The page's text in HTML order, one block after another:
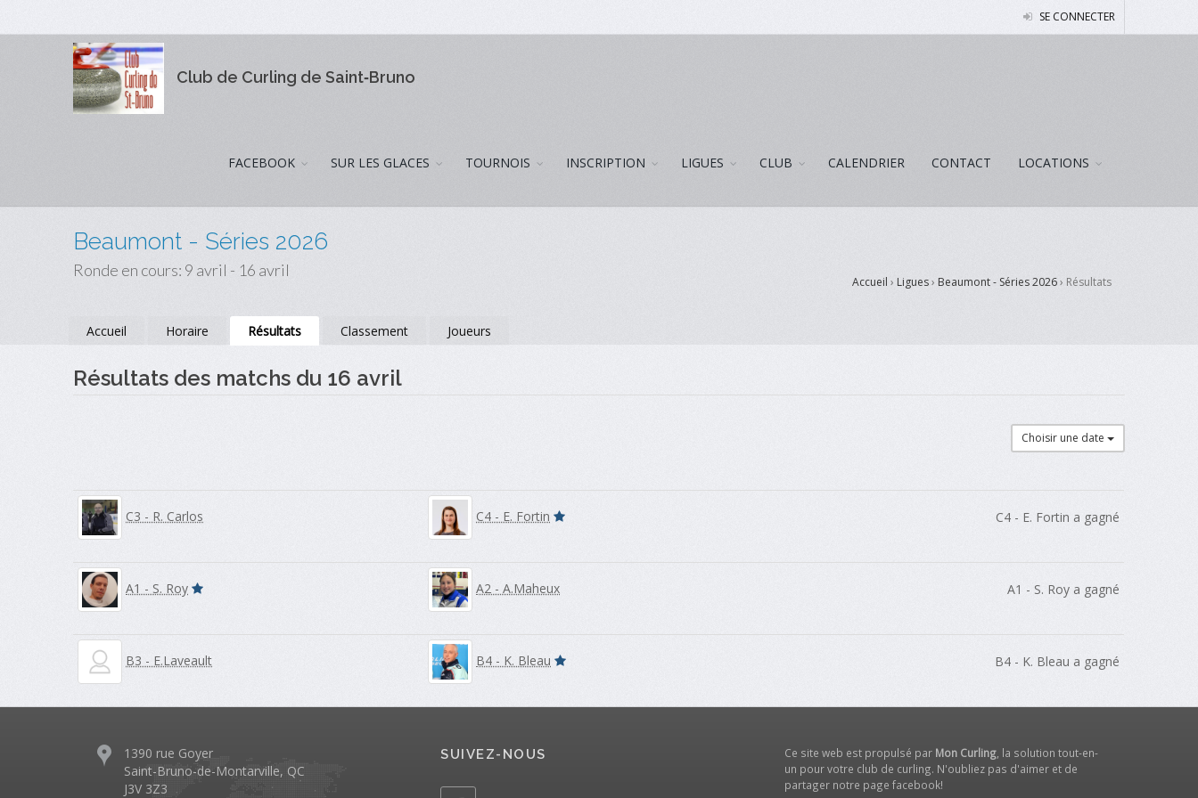
SE CONNECTER
Club de Curling de Saint‑Bruno
FACEBOOK SUR LES GLACES TOURNOIS INSCRIPTION LIGUES CLUB CALENDRIER CONTACT LOCATIONS
Beaumont - Séries 2026
Ronde en cours: 9 avril - 16 avril
Accueil › Ligues› Beaumont - Séries 2026› Résultats
Accueil Horaire Résultats Classement Joueurs
Résultats des matchs du 16 avril
Choisir une date
C3 - R. Carlos C4 - E. Fortin C4 - E. Fortin a gagné
A1 - S. Roy A2 - A.Maheux A1 - S. Roy a gagné
B3 - E.Laveault B4 - K. Bleau B4 - K. Bleau a gagné
1390 rue Goyer
Saint-Bruno-de-Montarville, QC
J3V 3Z3
SUIVEZ-NOUS Ce site web est propulsé par Mon Curling, la solution tout-en-
un pour votre club de curling. N'oubliez pas d'aimer et de
partager notre page facebook!